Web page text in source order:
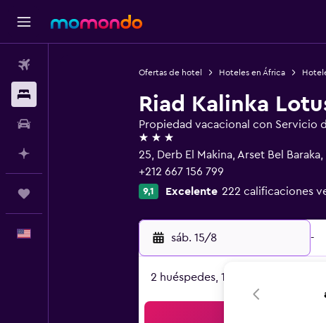
Ofertas de hotel Hoteles en África
Riad Kalinka
Propiedad vacacional con Servicio
3 estrellas
25, Derb El Makina, Arset Bel
+212 667 156 799
9,1 Excelente 222 calificaciones
sáb. 15/8 -
2 huéspedes, 1 habitación